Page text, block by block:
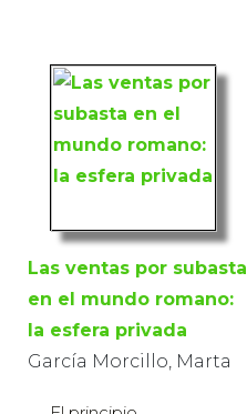
Las ventas por subasta
en el mundo romano:
la esfera privada
García Morcillo, Marta